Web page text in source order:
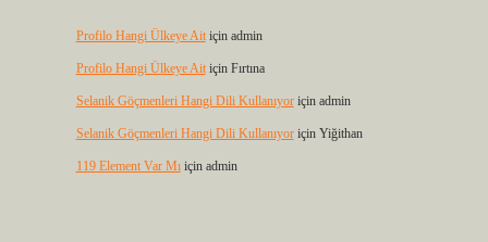
Profilo Hangi Ülkeye Aitiçin admin
Profilo Hangi Ülkeye Aitiçin Fırtına
Selanik Göçmenleri Hangi Dili Kullanıyoriçin admin
Selanik Göçmenleri Hangi Dili Kullanıyoriçin Yiğithan
119 Element Var Mıiçin admin